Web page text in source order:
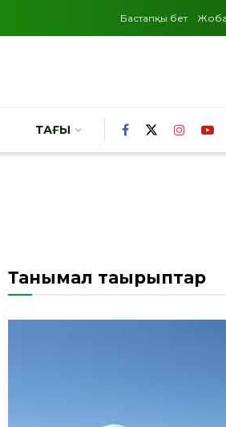
Бастапқы бет Жоба
ТАҒЫ
Танымал тақырыптар